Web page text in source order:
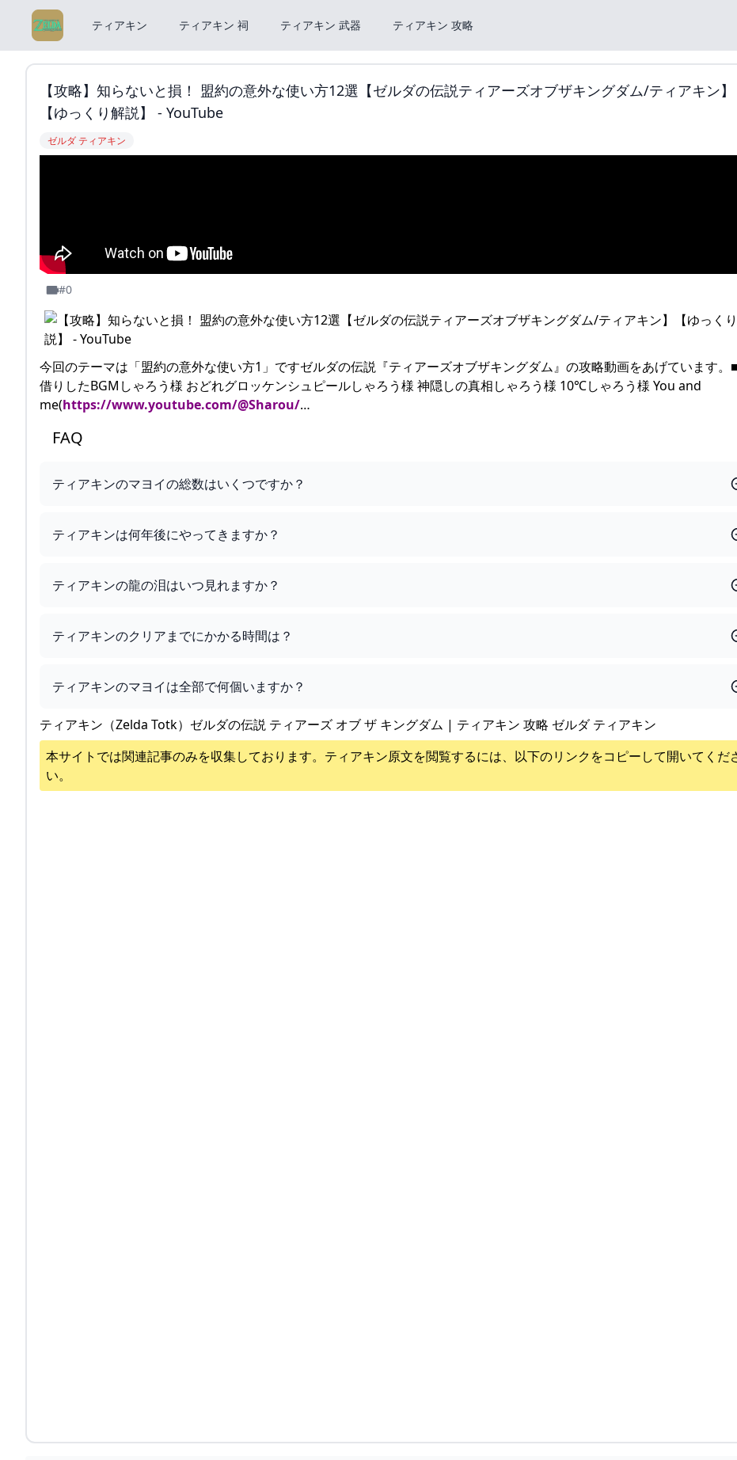
ティアキン ティアキン 祠 ティアキン 武器 ティアキン 攻略
【攻略】知らないと損！ 盟約の意外な使い方12選【ゼルダの伝説ティアーズオブザキングダム/ティアキン】
【ゆっくり解説】 - YouTube
ゼルダ ティアキン
#0
今回のテーマは「盟約の意外な使い方1」ですゼルダの伝説『ティアーズオブザキングダム』の攻略動画をあげています。
借りしたBGMしゃろう様 おどれグロッケンシュピールしゃろう様 神隠しの真相しゃろう様 10℃しゃろう様 You and
me(https://www.youtube.com/@Sharou/…
FAQ
ティアキンのマヨイの総数はいくつですか？
ティアキンは何年後にやってきますか？
ティアキンの龍の泪はいつ見れますか？
ティアキンのクリアまでにかかる時間は？
ティアキンのマヨイは全部で何個いますか？
ティアキン（Zelda Totk）ゼルダの伝説 ティアーズ オブ ザ キングダム | ティアキン 攻略 ゼルダ ティアキン
本サイトでは関連記事のみを収集しております。 ティアキン原文を閲覧するには、以下のリンクをコピーして開いてくだ
い。